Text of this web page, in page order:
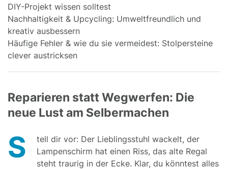
DIY-Projekt wissen solltest
Nachhaltigkeit & Upcycling: Umweltfreundlich und
kreativ ausbessern
Häufige Fehler & wie du sie vermeidest: Stolpersteine
clever austricksen
Reparieren statt Wegwerfen: Die
neue Lust am Selbermachen
S
tell dir vor: Der Lieblingsstuhl wackelt, der
Lampenschirm hat einen Riss, das alte Regal
steht traurig in der Ecke. Klar, du könntest alles